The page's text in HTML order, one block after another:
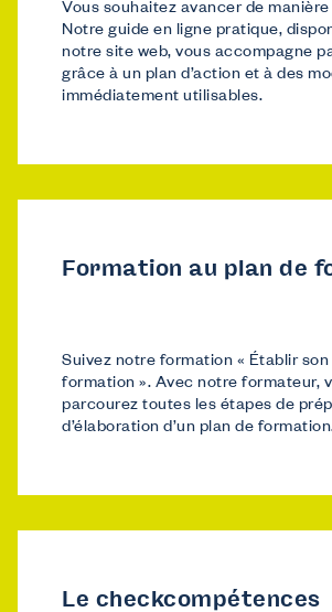
Vous souhaitez avancer de
Notre guide en ligne pratique,
notre site web, vous accompagne
grâce à un plan d’action et à des
immédiatement utilisables.
Formation au plan de
Suivez notre formation « Établir son
formation ». Avec notre formateur,
parcourez toutes les étapes de
d’élaboration d’un plan de
Le checkcompétences